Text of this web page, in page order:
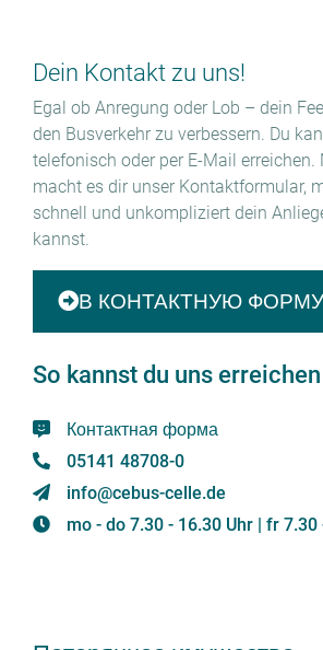
Dein Kontakt zu uns!
Egal ob Anregung oder Lob – dein
den Busverkehr zu verbessern. Du
telefonisch oder per E-Mail erreichen.
macht es dir unser Kontaktformular,
schnell und unkompliziert dein
kannst.
В КОНТАКТНУЮ ФОРМУ
So kannst du uns erreichen
Контактная форма
05141 48708-0
info@cebus-celle.de
mo - do 7.30 - 16.30 Uhr | fr 7.30